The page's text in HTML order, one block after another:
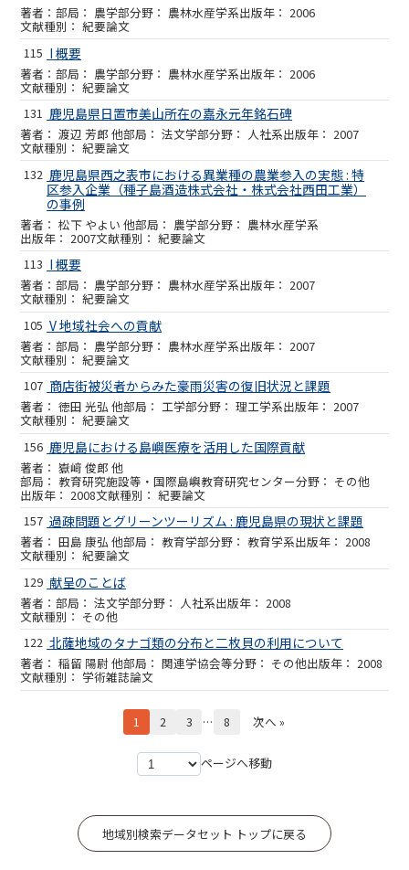
農学部 農林水産学系 2006
紀要論文
115 I 概要
農学部 農林水産学系 2006
紀要論文
131 鹿児島県日置市美山所在の嘉永元年銘石碑
渡辺 芳郎 他 法文学部 人社系 2007
紀要論文
132 鹿児島県西之表市における異業種の農業参入の実態 : 特
区参入企業（種子島酒造株式会社・株式会社西田工業）
の事例
松下 やよい 他 農学部 農林水産学系
2007
紀要論文
113 I 概要
農学部 農林水産学系 2007
紀要論文
105 V 地域社会への貢献
農学部 農林水産学系 2007
紀要論文
107 商店街被災者からみた豪雨災害の復旧状況と課題
徳田 光弘 他 工学部 理工学系 2007
紀要論文
156 鹿児島における島嶼医療を活用した国際貢献
嶽﨑 俊郎 他
教育研究施設等・国際島嶼教育研究センター その他
2008
紀要論文
157 過疎問題とグリーンツーリズム : 鹿児島県の現状と課題
田島 康弘 他 教育学部 教育学系 2008
紀要論文
129 献呈のことば
法文学部 人社系 2008
その他
122 北薩地域のタナゴ類の分布と二枚貝の利用について
稲留 陽尉 他 関連学協会等 その他 2008
学術雑誌論文
1 2 3 … 8 次へ »
ページへ移動
地域別検索データセット トップに戻る